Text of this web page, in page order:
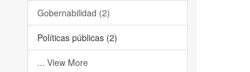
Gobernabilidad (2)
Políticas públicas (2)
... View More